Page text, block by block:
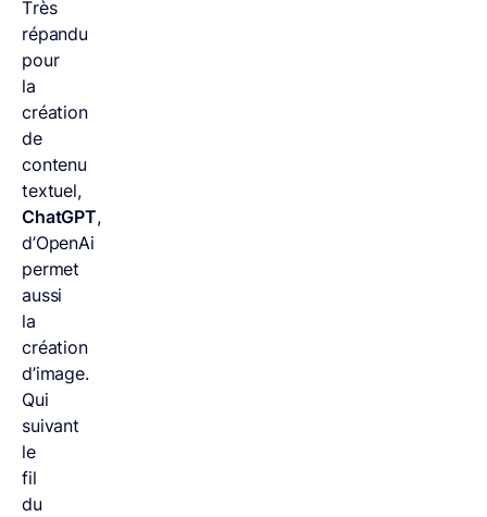
Très
répandu
pour
la
création
de
contenu
textuel,
ChatGPT,
d’OpenAi
permet
aussi
la
création
d’image.
Qui
suivant
le
fil
du